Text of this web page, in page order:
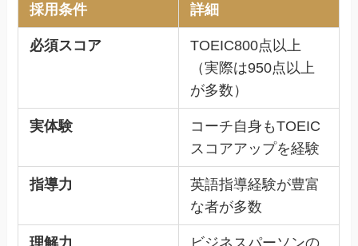
採用条件 詳細
必須スコア
TOEIC800点以上
（実際は950点以上
が多数）
実体験
コーチ自身もTOEIC
スコアアップを経験
指導力
英語指導経験が豊富
な者が多数
理解力 ビジネスパーソンの